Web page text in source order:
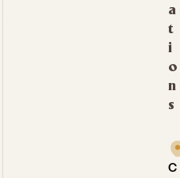
a
t
i
o
n
s
C